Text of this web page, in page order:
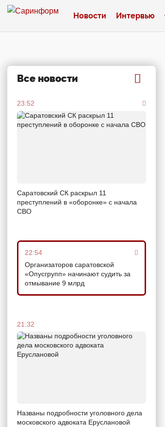
Новости Интервью
Все новости
23:52
Саратовский СК раскрыл 11
преступлений в «оборонке» с начала
СВО
22:54
Организаторов саратовской
«Опусгрупп» начинают судить за
отмывание 9 млрд
21:32
Названы подробности уголовного дела
московского адвоката Еруслановой